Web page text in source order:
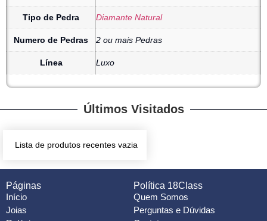
Tipo de Pedra Diamante Natural
Numero de Pedras 2 ou mais Pedras
Línea Luxo
Últimos Visitados
Lista de produtos recentes vazia
Páginas
Início
Joias
Política 18Class
Quem Somos
Perguntas e Dúvidas